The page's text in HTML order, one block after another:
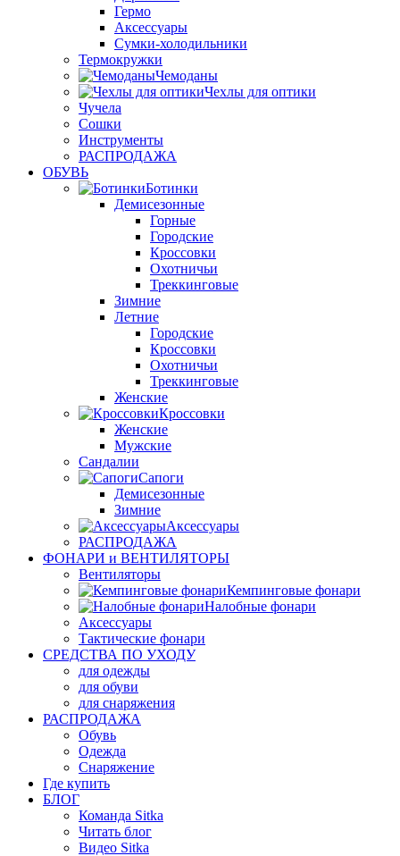
Гермо
Аксессуары
Сумки-холодильники
Термокружки
Чемоданы
Чехлы для оптики
Чучела
Сошки
Инструменты
РАСПРОДАЖА
ОБУВЬ
Ботинки
Демисезонные
Горные
Городские
Кроссовки
Охотничьи
Треккинговые
Зимние
Летние
Городские
Кроссовки
Охотничьи
Треккинговые
Женские
Кроссовки
Женские
Мужские
Сандалии
Сапоги
Демисезонные
Зимние
Аксессуары
РАСПРОДАЖА
ФОНАРИ и ВЕНТИЛЯТОРЫ
Вентиляторы
Кемпинговые фонари
Налобные фонари
Аксессуары
Тактические фонари
СРЕДСТВА ПО УХОДУ
для одежды
для обуви
для снаряжения
РАСПРОДАЖА
Обувь
Одежда
Снаряжение
Где купить
БЛОГ
Команда Sitka
Читать блог
Видео Sitka